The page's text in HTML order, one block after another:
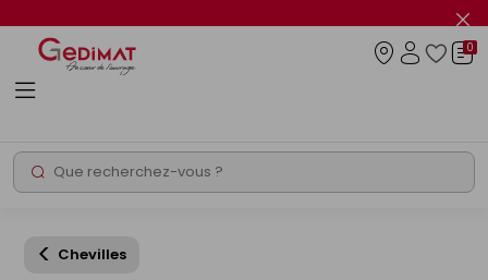
le
info
Rechercher
0
Chevilles